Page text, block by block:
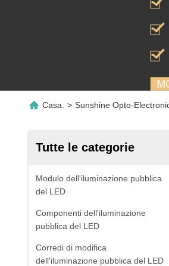
Casa. > Sunshine Opto-
Tutte le categorie
Modulo dell'iluminazione pubblica
del LED
Componenti dell'iluminazione
pubblica del LED
Corredi di modifica
dell'iluminazione pubblica del LED